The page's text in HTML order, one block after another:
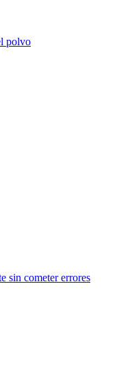
polvo
sin cometer errores